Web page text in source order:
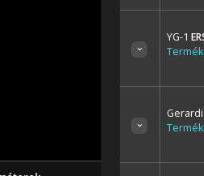
YG-1
Gerardi